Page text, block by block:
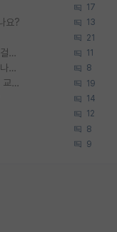
17
요? 13
21
왜 후배가 못하는걸 교수님은 내 책임으로 돌리는걸까요? 11
학회 Invited paper는 딱히 실적으로 인정 못 받나요? 8
SSH 박사과정을 그만두고 지방대 박사로 옮기면 교수의 꿈은 끝일까요? 19
14
12
8
9